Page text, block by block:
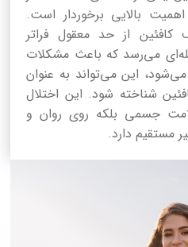
بالایی برخوردار است.
از حد معقول فراتر
می‌رسد که باعث مشکلات
این می‌تواند به عنوان
شناخته شود. این اختلال
جسمی بلکه روی روان و
مستقیم دارد.